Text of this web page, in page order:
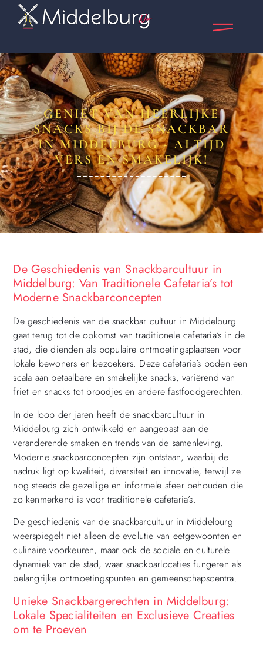
GENIET VAN HEERLIJKE
SNACKS BIJ DE SNACKBAR
IN MIDDELBURG - ALTIJD
VERS EN SMAKELIJK!
De Geschiedenis van Snackbarcultuur in
Middelburg: Van Traditionele Cafetaria’s tot
Moderne Snackbarconcepten
De geschiedenis van de snackbar cultuur in Middelburg
gaat terug tot de opkomst van traditionele cafetaria’s in de
stad, die dienden als populaire ontmoetingsplaatsen voor
lokale bewoners en bezoekers. Deze cafetaria’s boden een
scala aan betaalbare en smakelijke snacks, variërend van
friet en snacks tot broodjes en andere fastfoodgerechten.
In de loop der jaren heeft de snackbarcultuur in
Middelburg zich ontwikkeld en aangepast aan de
veranderende smaken en trends van de samenleving.
Moderne snackbarconcepten zijn ontstaan, waarbij de
nadruk ligt op kwaliteit, diversiteit en innovatie, terwijl ze
nog steeds de gezellige en informele sfeer behouden die
zo kenmerkend is voor traditionele cafetaria’s.
De geschiedenis van de snackbarcultuur in Middelburg
weerspiegelt niet alleen de evolutie van eetgewoonten en
culinaire voorkeuren, maar ook de sociale en culturele
dynamiek van de stad, waar snackbarlocaties fungeren als
belangrijke ontmoetingspunten en gemeenschapscentra.
Unieke Snackbargerechten in Middelburg:
Lokale Specialiteiten en Exclusieve Creaties
om te Proeven